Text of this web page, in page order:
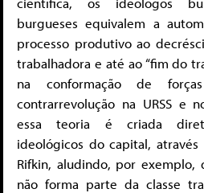
burgueses equivalem a
processo produtivo ao
trabalhadora e até ao “fim do
na conformação de
contrarrevolução na URSS e
essa teoria é criada
ideológicos do capital,
Rifkin, aludindo, por exemplo,
não forma parte da classe